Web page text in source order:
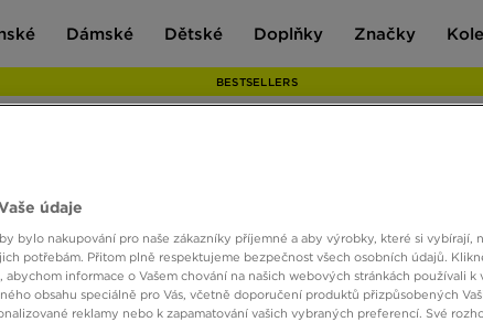
Dámské Dětské Doplňky Značky
BESTSELLERS
750
údaje
bylo nakupování pro naše zákazníky příjemné a aby výrobky, které si vybírají,
potřebám. Přitom plně respektujeme bezpečnost všech osobních údajů.
abychom informace o Vašem chování na našich webových stránkách používali k
obsahu speciálně pro Vás, včetně doporučení produktů přizpůsobených
reklamy nebo k zapamatování vašich vybraných preferencí. Své